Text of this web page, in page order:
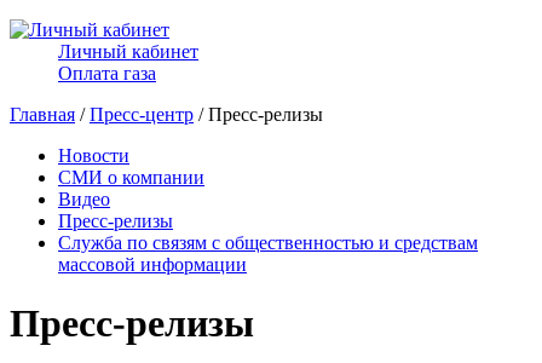
Личный кабинет
Оплата газа
Главная /Пресс-центр / Пресс-релизы
Новости
СМИ о компании
Видео
Пресс-релизы
Служба по связям с общественностью и средствам
массовой информации
Пресс-релизы